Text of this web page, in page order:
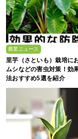
農業ニュース
里芋（さといも）栽培に
ムシなどの害虫対策！効
法おすすめ5選を紹介